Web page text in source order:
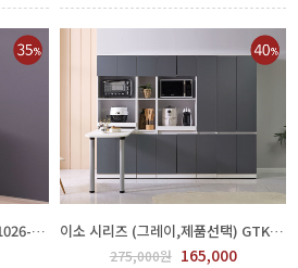
라우 수납상부장+수납장 GTK1026-006.7 이소 시리즈 (그레이,제품선택) GTK1024-006
275,000원 165,000